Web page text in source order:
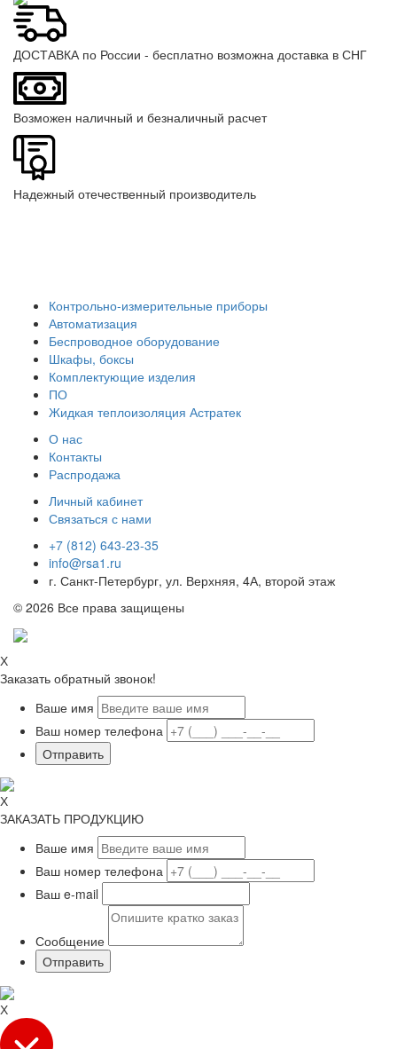
ДОСТАВКА по России - бесплатно возможна доставка в СНГ
Возможен наличный и безналичный расчет
Надежный отечественный производитель
Контрольно-измерительные приборы
Автоматизация
Беспроводное оборудование
Шкафы, боксы
Комплектующие изделия
ПО
Жидкая теплоизоляция Астратек
О нас
Контакты
Распродажа
Личный кабинет
Связаться с нами
+7 (812) 643-23-35
info@rsa1.ru
г. Санкт-Петербург, ул. Верхняя, 4А, второй этаж
© 2026 Все права защищены
Х
Заказать обратный звонок!
Ваше имя
Ваш номер телефона
Х
ЗАКАЗАТЬ ПРОДУКЦИЮ
Ваше имя
Ваш номер телефона
Ваш e-mail
Сообщение
Х